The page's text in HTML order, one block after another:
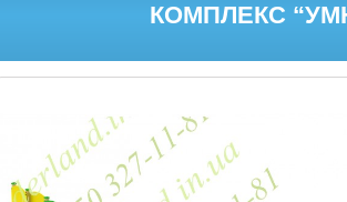
КОМПЛЕКС